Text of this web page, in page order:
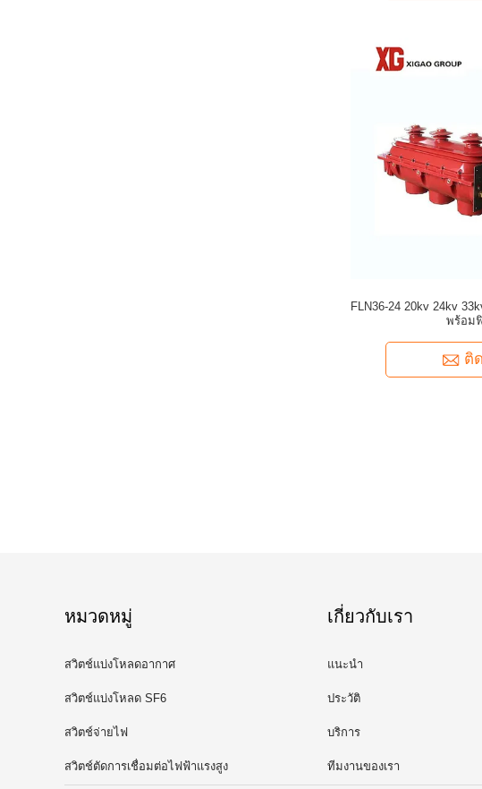
FLN36-24 20kv 24kv
พร้อม
ติ
หมวดหมู่
สวิตช์แบ่งโหลดอากาศ
สวิตช์แบ่งโหลด SF6
สวิตช์จ่ายไฟ
สวิตช์ตัดการเชื่อมต่อไฟฟ้าแรงสูง
เกี่ยวกับเรา
แนะนำ
ประวัติ
บริการ
ทีมงานของเรา